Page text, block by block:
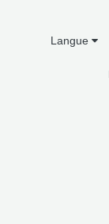
Langue